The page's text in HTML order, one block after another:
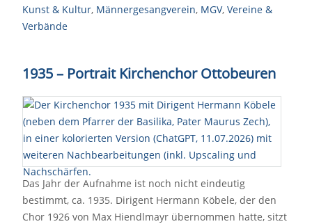
Kunst & Kultur, Männergesangverein, MGV, Vereine &
Verbände
1935– Portrait Kirchenchor Ottobeuren
Das Jahr der Aufnahme ist noch nicht eindeutig
bestimmt, ca. 1935. Dirigent Hermann Köbele, der den
Chor 1926 von Max Hiendlmayr übernommen hatte, sitzt